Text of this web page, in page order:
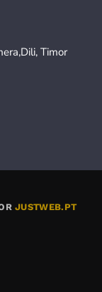
Timor
JUSTWEB.PT